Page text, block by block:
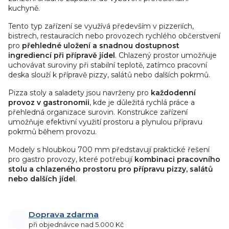
p
r
v
k
y
v
ý
p
i
s
kuchyně.
Tento typ zařízení se využívá především v pizzeriích,
bistrech, restauracích nebo provozech rychlého občerstvení
pro přehledné uložení a snadnou dostupnost
ingrediencí při přípravě jídel . Chlazený prostor umožňuje
uchovávat suroviny při stabilní teplotě, zatímco pracovní
deska slouží k přípravě pizzy, salátů nebo dalších pokrmů.
Pizza stoly a saladety jsou navrženy pro každodenní
provoz v gastronomii, kde je důležitá rychlá práce a
přehledná organizace surovin. Konstrukce zařízení
umožňuje efektivní využití prostoru a plynulou přípravu
pokrmů během provozu.
Modely s hloubkou 700 mm představují praktické řešení
pro gastro provozy, které potřebují kombinaci pracovního
stolu a chlazeného prostoru pro přípravu pizzy, salátů
nebo dalších jídel .
Doprava zdarma
při objednávce nad 5.000 Kč